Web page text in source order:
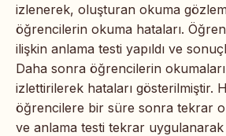
izlenerek, oluşturan okuma
öğrencilerin okuma hataları.
ilişkin anlama testi yapıldı ve
Daha sonra öğrencilerin
izlettirilerek hataları gösterilmiştir.
öğrencilere bir süre sonra tekrar
ve anlama testi tekrar uygulanarak